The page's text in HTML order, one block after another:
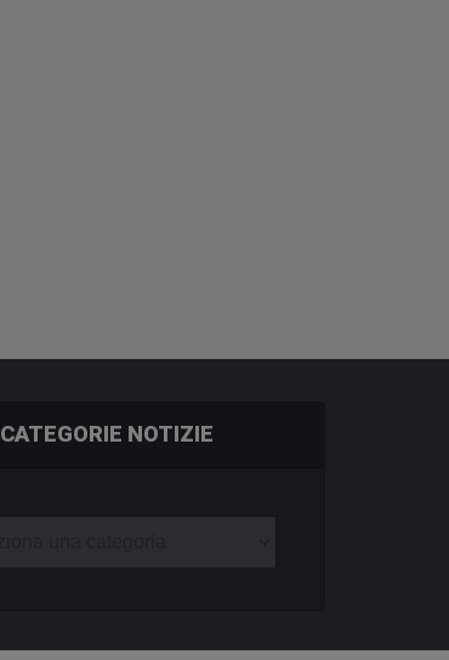
CATEGORIE NOTIZIE